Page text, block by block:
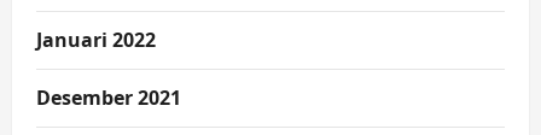
Januari 2022
Desember 2021